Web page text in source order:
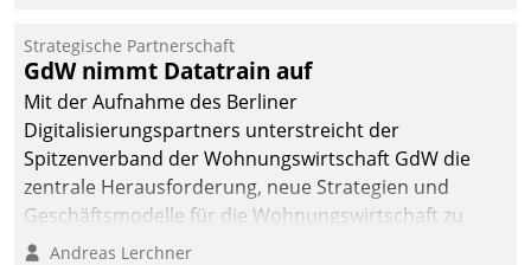
kommunale Wohnungsbauunternehmen daher
gemeinsam mit der Berliner Datatrain GmbH den
Teilprozess der Objektsanierung digitalisiert.
Strategische Partnerschaft
GdW nimmt Datatrain auf
Mit der Aufnahme des Berliner
Digitalisierungspartners unterstreicht der
Spitzenverband der Wohnungswirtschaft GdW die
zentrale Herausforderung, neue Strategien und
Geschäftsmodelle für die Wohnungswirtschaft zu
entwickeln.
Andreas Lerchner